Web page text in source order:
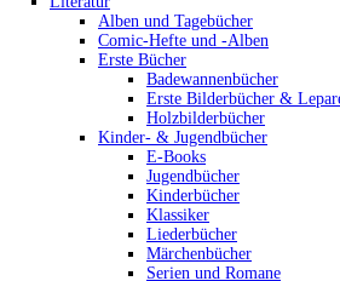
Alben und Tagebücher
Comic-Hefte und -Alben
Erste Bücher
Badewannenbücher
Erste Bilderbücher &
Holzbilderbücher
Kinder- & Jugendbücher
E-Books
Jugendbücher
Kinderbücher
Klassiker
Liederbücher
Märchenbücher
Serien und Romane